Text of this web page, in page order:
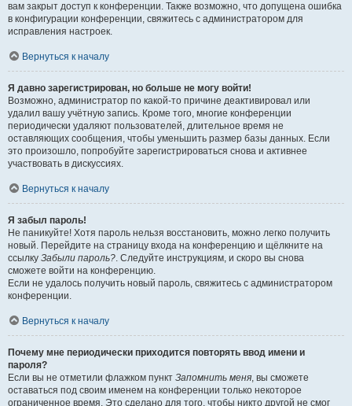
вам закрыт доступ к конференции. Также возможно, что допущена ошибка
в конфигурации конференции, свяжитесь с администратором для
исправления настроек.
Вернуться к началу
Я давно зарегистрирован, но больше не могу войти!
Возможно, администратор по какой-то причине деактивировал или
удалил вашу учётную запись. Кроме того, многие конференции
периодически удаляют пользователей, длительное время не
оставляющих сообщения, чтобы уменьшить размер базы данных. Если
это произошло, попробуйте зарегистрироваться снова и активнее
участвовать в дискуссиях.
Вернуться к началу
Я забыл пароль!
Не паникуйте! Хотя пароль нельзя восстановить, можно легко получить
новый. Перейдите на страницу входа на конференцию и щёлкните на
ссылку Забыли пароль?. Следуйте инструкциям, и скоро вы снова
сможете войти на конференцию.
Если не удалось получить новый пароль, свяжитесь с администратором
конференции.
Вернуться к началу
Почему мне периодически приходится повторять ввод имени и
пароля?
Если вы не отметили флажком пункт Запомнить меня, вы сможете
оставаться под своим именем на конференции только некоторое
ограниченное время. Это сделано для того, чтобы никто другой не смог